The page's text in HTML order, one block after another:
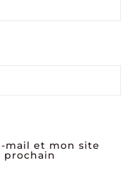
mail et mon site
prochain